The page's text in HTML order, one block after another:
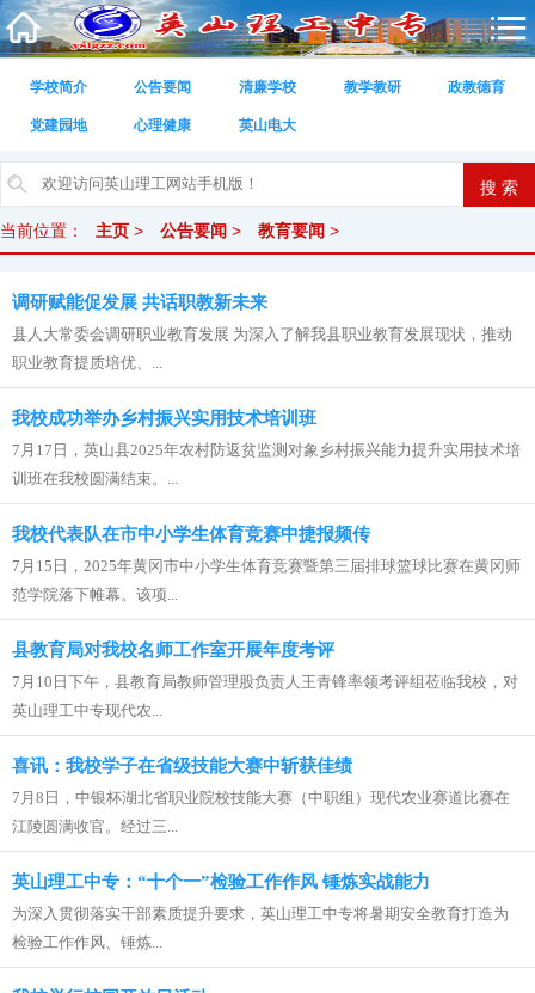
学校简介 公告要闻 清廉学校 教学教研 政教德育
党建园地 心理健康 英山电大
当前位置： 主页 > 公告要闻 > 教育要闻 >
调研赋能促发展 共话职教新未来
县人大常委会调研职业教育发展 为深入了解我县职业教育发展现状，推动
职业教育提质培优、...
我校成功举办乡村振兴实用技术培训班
7月17日，英山县2025年农村防返贫监测对象乡村振兴能力提升实用技术培
训班在我校圆满结束。...
我校代表队在市中小学生体育竞赛中捷报频传
7月15日，2025年黄冈市中小学生体育竞赛暨第三届排球篮球比赛在黄冈师
范学院落下帷幕。该项...
县教育局对我校名师工作室开展年度考评
7月10日下午，县教育局教师管理股负责人王青锋率领考评组莅临我校，对
英山理工中专现代农...
喜讯：我校学子在省级技能大赛中斩获佳绩
7月8日，中银杯湖北省职业院校技能大赛（中职组）现代农业赛道比赛在
江陵圆满收官。经过三...
英山理工中专：“十个一”检验工作作风 锤炼实战能力
为深入贯彻落实干部素质提升要求，英山理工中专将暑期安全教育打造为
检验工作作风、锤炼...